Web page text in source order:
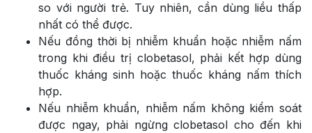
so với người trẻ. Tuy nhiên, cần dùng liều thấp
nhất có thể được.
Nếu đồng thời bị nhiễm khuẩn hoặc nhiễm nấm
trong khi điều trị clobetasol, phải kết hợp dùng
thuốc kháng sinh hoặc thuốc kháng nấm thích
hợp.
Nếu nhiễm khuẩn, nhiễm nấm không kiểm soát
được ngay, phải ngừng clobetasol cho đến khi